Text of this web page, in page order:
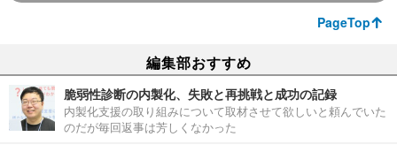
PageTop
編集部おすすめ
脆弱性診断の内製化、失敗と再挑戦と成功の記録
内製化支援の取り組みについて取材させて欲しいと頼んでいた
のだが毎回返事は芳しくなかった